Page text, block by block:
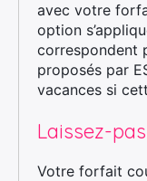
avec votre
option
correspondent
proposés par
vacances si
Laissez-
Votre forfait